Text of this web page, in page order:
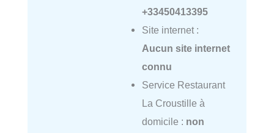
+33450413395
Site internet :
Aucun site internet
connu
Service Restaurant
La Croustille à
domicile : non